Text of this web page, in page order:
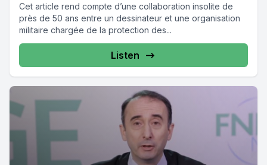
Cet article rend compte d’une collaboration insolite de
près de 50 ans entre un dessinateur et une organisation
militaire chargée de la protection des...
Listen